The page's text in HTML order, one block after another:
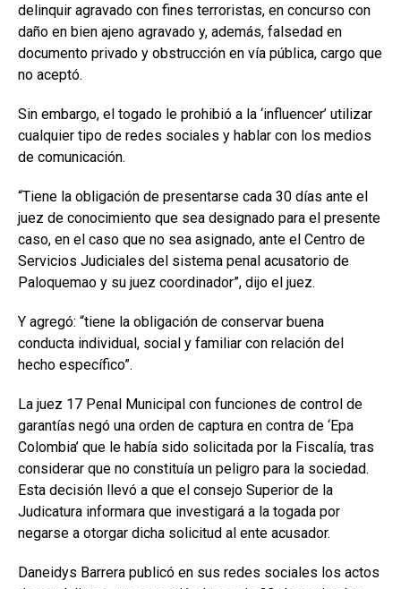
delinquir agravado con fines terroristas, en concurso con
daño en bien ajeno agravado y, además, falsedad en
documento privado y obstrucción en vía pública, cargo que
no aceptó.
Sin embargo, el togado le prohibió a la ‘influencer’ utilizar
cualquier tipo de redes sociales y hablar con los medios
de comunicación.
“Tiene la obligación de presentarse cada 30 días ante el
juez de conocimiento que sea designado para el presente
caso, en el caso que no sea asignado, ante el Centro de
Servicios Judiciales del sistema penal acusatorio de
Paloquemao y su juez coordinador”, dijo el juez.
Y agregó: “tiene la obligación de conservar buena
conducta individual, social y familiar con relación del
hecho específico”.
La juez 17 Penal Municipal con funciones de control de
garantías negó una orden de captura en contra de ‘Epa
Colombia’ que le había sido solicitada por la Fiscalía, tras
considerar que no constituía un peligro para la sociedad.
Esta decisión llevó a que el consejo Superior de la
Judicatura informara que investigará a la togada por
negarse a otorgar dicha solicitud al ente acusador.
Daneidys Barrera publicó en sus redes sociales los actos